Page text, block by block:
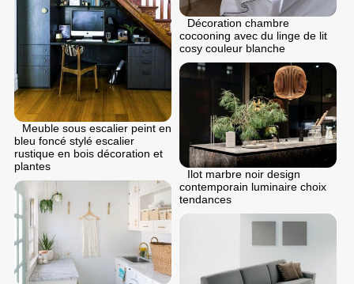
Décoration chambre
cocooning avec du linge de lit
cosy couleur blanche
Meuble sous escalier peint en
bleu foncé stylé escalier
rustique en bois décoration et
plantes
Ilot marbre noir design
contemporain luminaire choix
tendances